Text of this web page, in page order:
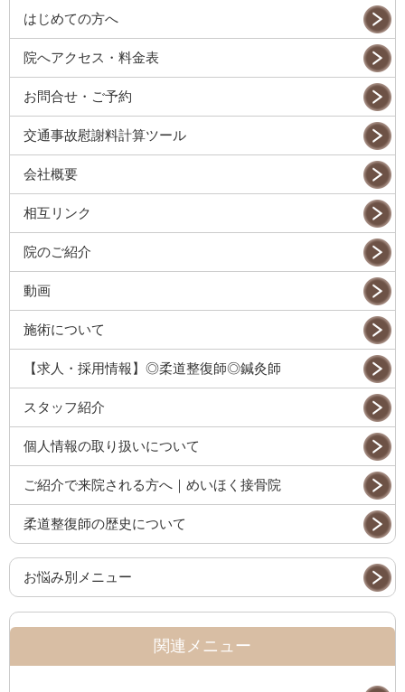
はじめての方へ
院へアクセス・料金表
お問合せ・ご予約
交通事故慰謝料計算ツール
会社概要
相互リンク
院のご紹介
動画
施術について
【求人・採用情報】◎柔道整復師◎鍼灸師
スタッフ紹介
個人情報の取り扱いについて
ご紹介で来院される方へ｜めいほく接骨院
柔道整復師の歴史について
お悩み別メニュー
関連メニュー